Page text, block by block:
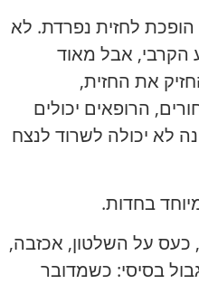
לחזית נפרדת. לא
הקרבי, אבל מאוד
את החזית,
הרופאים יכולים
לא יכולה לשרוד לנצח
בחדות.
כעס על השלטון, אכזבה,
בסיסי: כשמדובר